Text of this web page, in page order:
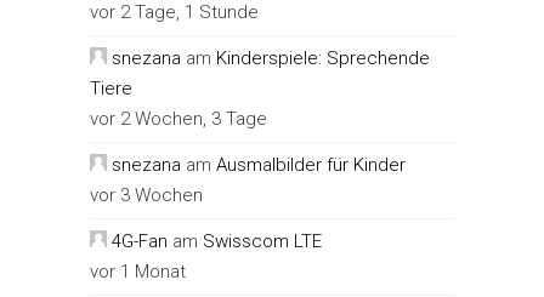
vor 2 Tage, 1 Stunde
snezana am Kinderspiele: Sprechende
Tiere
vor 2 Wochen, 3 Tage
snezana am Ausmalbilder für Kinder
vor 3 Wochen
4G-Fan am Swisscom LTE
vor 1 Monat